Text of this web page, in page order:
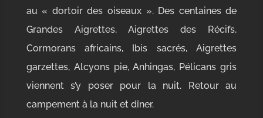
au « dortoir des oiseaux ». Des centaines de
Grandes Aigrettes, Aigrettes des Récifs,
Cormorans africains, Ibis sacrés, Aigrettes
garzettes, Alcyons pie, Anhingas, Pélicans gris
viennent s’y poser pour la nuit. Retour au
campement à la nuit et dîner.